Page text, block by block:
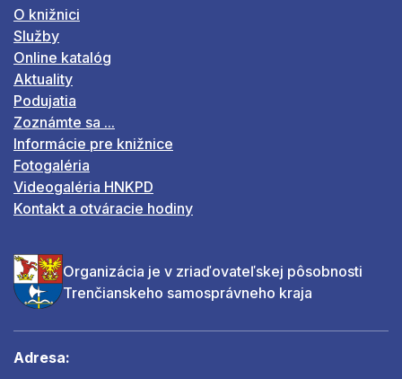
O knižnici
Služby
Online katalóg
Aktuality
Podujatia
Zoznámte sa ...
Informácie pre knižnice
Fotogaléria
Videogaléria HNKPD
Kontakt a otváracie hodiny
Organizácia je v zriaďovateľskej pôsobnosti
Trenčianskeho samosprávneho kraja
Adresa: